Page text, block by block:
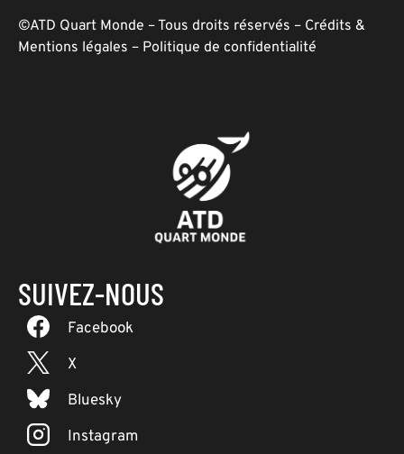
©ATD Quart Monde – Tous droits réservés – Crédits &
Mentions légales – Politique de confidentialité
SUIVEZ-NOUS
Facebook
X
Bluesky
Instagram